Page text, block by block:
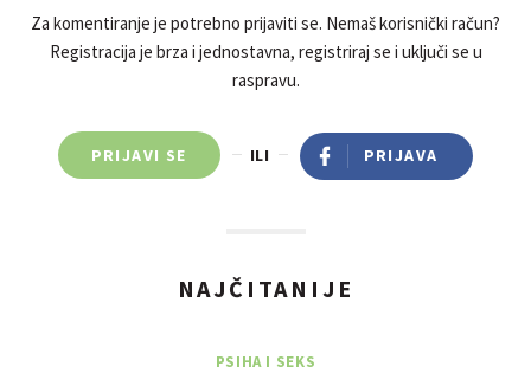
Za komentiranje je potrebno prijaviti se. Nemaš korisnički račun?
Registracija je brza i jednostavna, registriraj se i uključi se u
raspravu.
PRIJAVI SE ILI PRIJAVA
NAJČITANIJE
PSIHA I SEKS